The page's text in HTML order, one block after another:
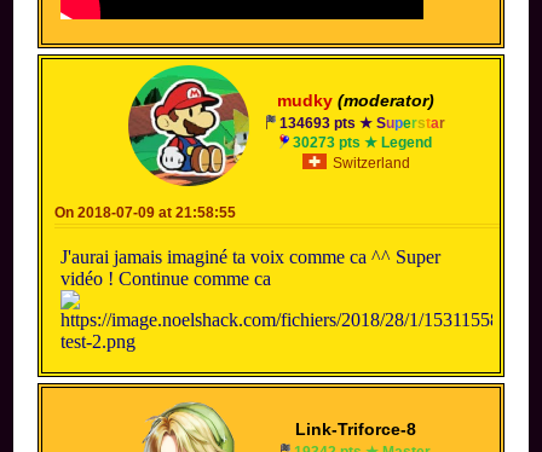
mudky (moderator)
134693 pts ★Superstar
30273 pts ★ Legend
Switzerland
On 2018-07-09 at 21:58:55
J'aurai jamais imaginé ta voix comme ca ^^ Super
vidéo ! Continue comme ca
Link-Triforce-8